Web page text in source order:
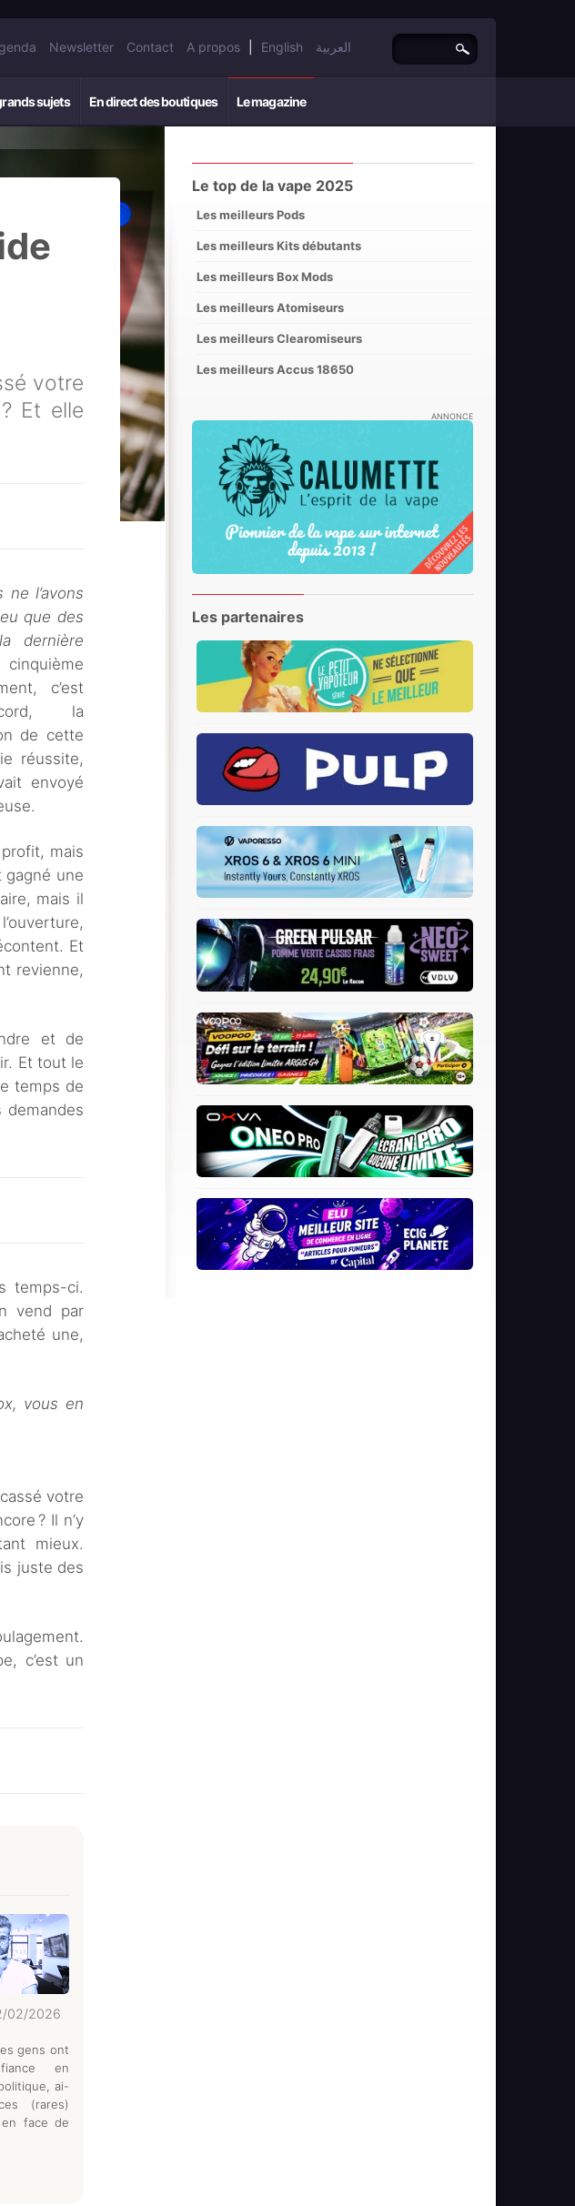
Newsletter Contact A propos English العربية
sujets En direct des boutiques Le magazine
votre
Et elle
ne l’avons
que des
dernière
c’est
la
de cette
réussite,
envoyé
mais
gagné une
mais il
Et
revienne,
et de
Et tout le
temps de
demandes
temps-ci.
vend par
une,
vous en
votre
? Il n’y
mieux.
juste des
c’est un
02/2026
gens ont
en
ai-
(rares)
en face de
Le top de la vape 2025
Les meilleurs Pods
Les meilleurs Kits débutants
Les meilleurs Box Mods
Les meilleurs Atomiseurs
Les meilleurs Clearomiseurs
Les meilleurs Accus 18650
ANNONCE
Les partenaires